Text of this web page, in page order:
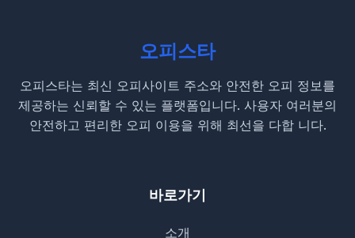
오피스타
오피스타는 최신 오피사이트 주소와 안전한 오피 정보를
제공하는 신뢰할 수 있는 플랫폼입니다. 사용자 여러분의
안전하고 편리한 오피 이용을 위해 최선을 다합 니다.
바로가기
소개